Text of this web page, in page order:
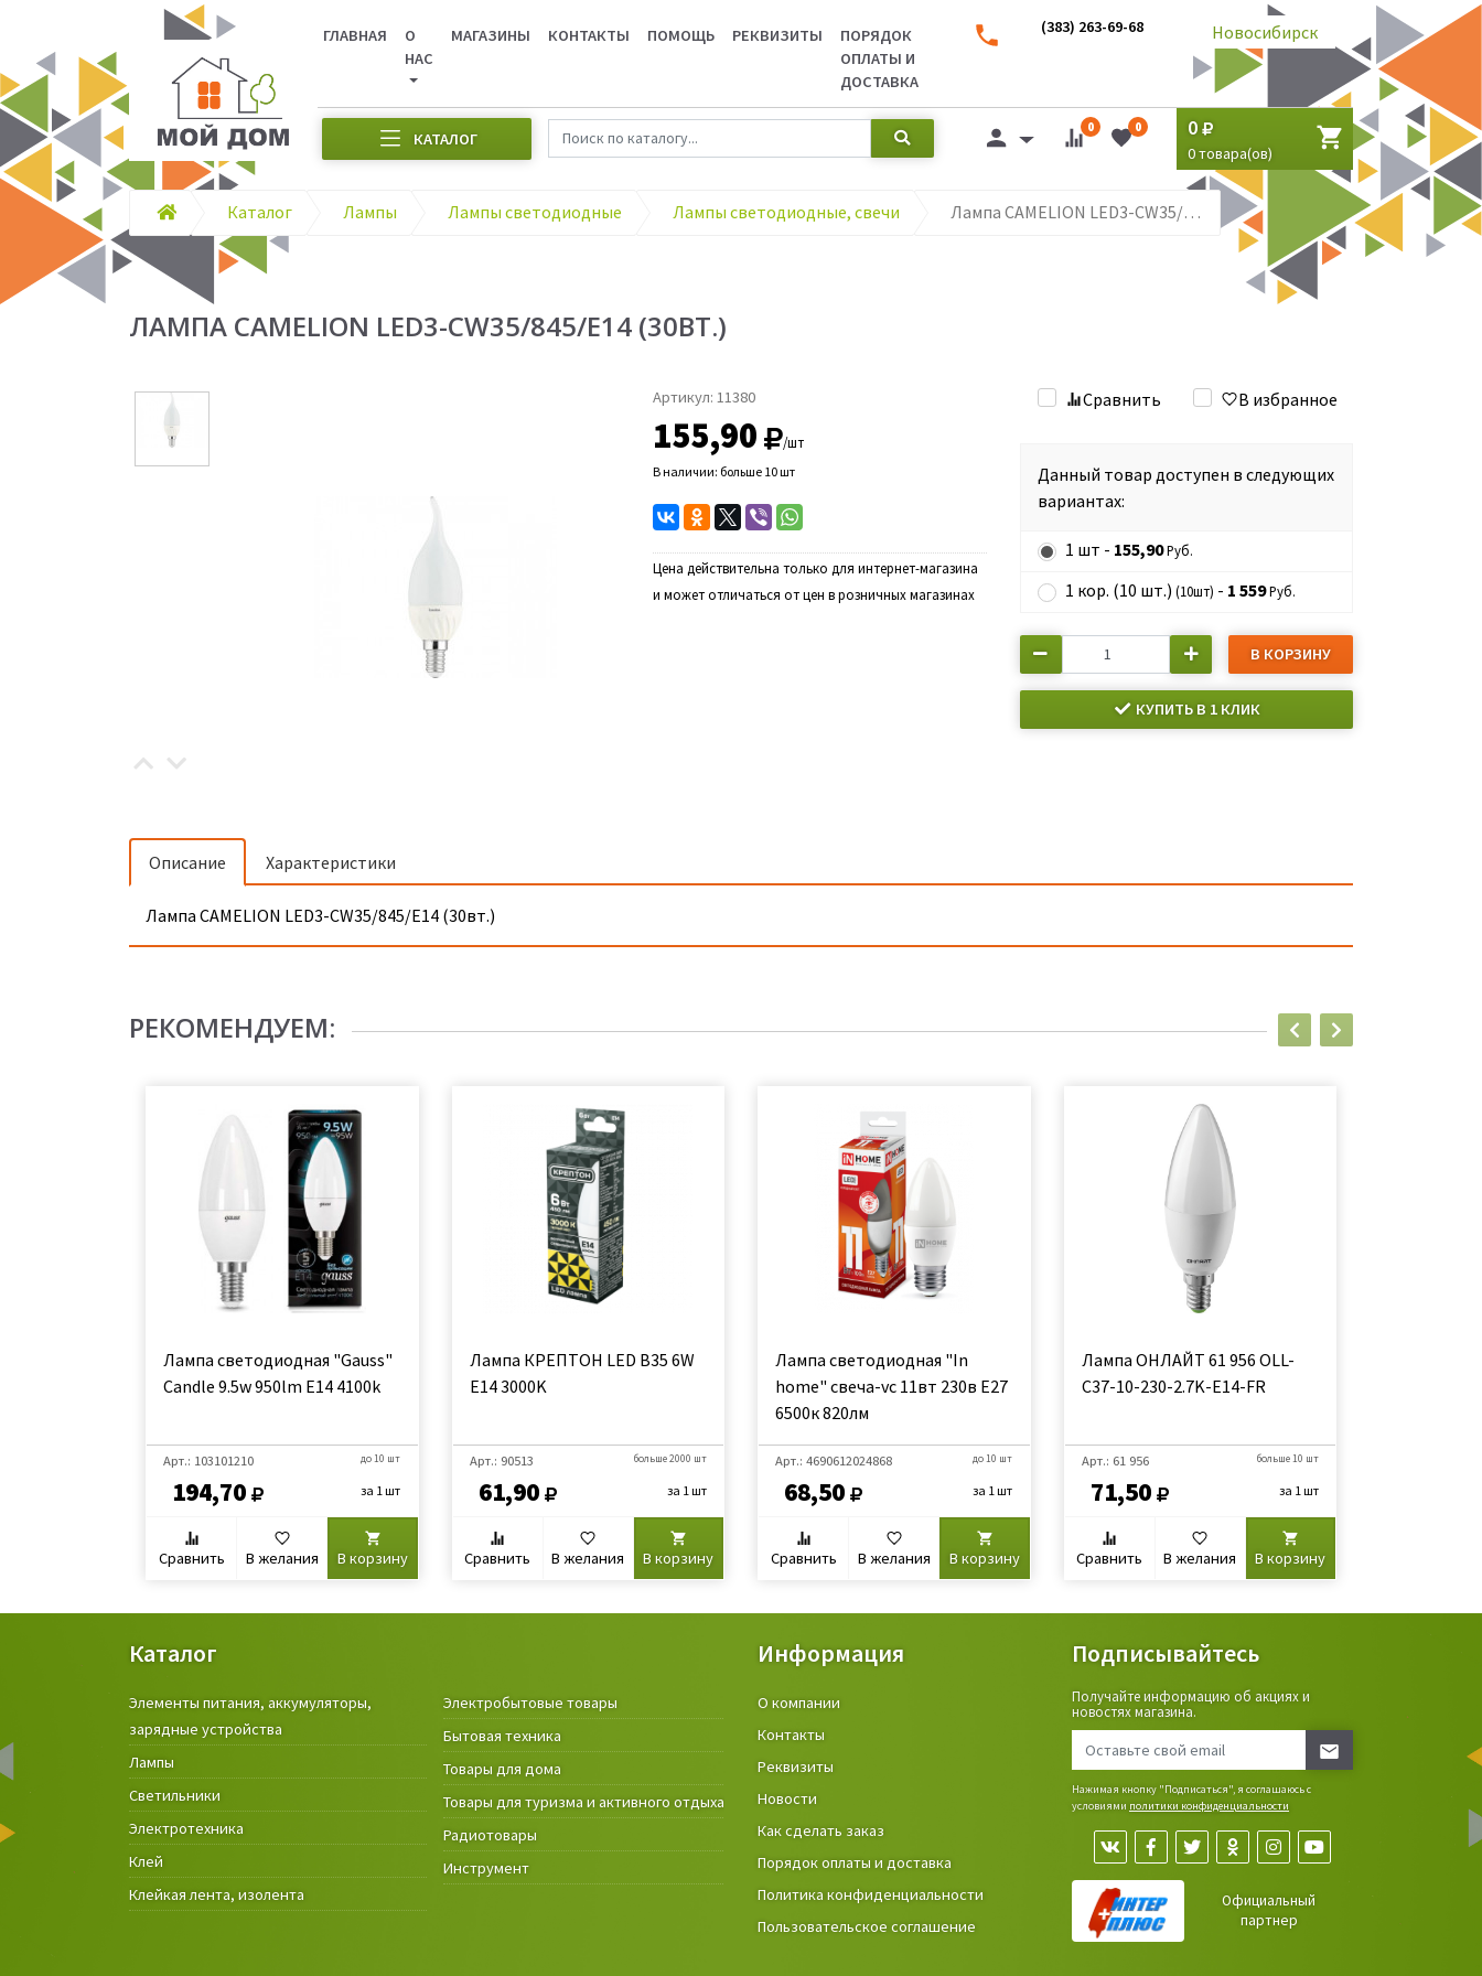
ГЛАВНАЯ
О
НАС
МАГАЗИНЫ КОНТАКТЫ ПОМОЩЬ РЕКВИЗИТЫ
ПОРЯДОК
ОПЛАТЫ И
ДОСТАВКА
(383) 263-69-68 Новосибирск
КАТАЛОГ
0 0 0
0товара(ов)
Каталог Лампы Лампы светодиодные Лампы светодиодные, свечи Лампа CAMELION LED3-СW35/845/Е14 (30вт.)
ЛАМПА CAMELION LED3-СW35/845/Е14 (30ВТ.)
Артикул: 11380
155,90 /шт
В наличии: больше 10 шт
Цена действительна только для интернет-магазина
и может отличаться от цен в розничных магазинах
Сравнить В избранное
Данный товар доступен в следующих
вариантах:
1 шт - 155,90 Руб.
1 кор. (10 шт.) (10шт) - 1 559 Руб.
В КОРЗИНУ
КУПИТЬ В 1 КЛИК
Описание Характеристики
Лампа CAMELION LED3-СW35/845/Е14 (30вт.)
РЕКОМЕНДУЕМ:
Лампа светодиодная "Gauss"
Candle 9.5w 950lm E14 4100k
Арт.: 103101210
194,70
до 10 шт
за 1 шт
Сравнить В желания В корзину
Лампа КРЕПТОН LED B35 6W
E14 3000K
Арт.: 90513
61,90
больше 2000 шт
за 1 шт
Сравнить В желания В корзину
Лампа светодиодная "In
home" свеча-vc 11вт 230в Е27
6500к 820лм
Арт.: 4690612024868
68,50
до 10 шт
за 1 шт
Сравнить В желания В корзину
Лампа ОНЛАЙТ 61 956 OLL-
C37-10-230-2.7K-E14-FR
Арт.: 61 956
71,50
больше 10 шт
за 1 шт
Сравнить В желания В корзину
Каталог
Элементы питания, аккумуляторы,
зарядные устройства
Лампы
Светильники
Электротехника
Клей
Клейкая лента, изолента
Электробытовые товары
Бытовая техника
Товары для дома
Товары для туризма и активного отдыха
Радиотовары
Инструмент
Крепёжные изделия и строительные
материалы
Товары и инструмент для дачи, сада,
Фонари
Информация
О компании
Контакты
Реквизиты
Новости
Как сделать заказ
Порядок оплаты и доставка
Политика конфиденциальности
Пользовательское соглашение
Подписывайтесь
Получайте информацию об акциях и
новостях магазина.
Нажимая кнопку "Подписаться", я соглашаюсь с
условиями политики конфиденциальности
Официальный
партнер